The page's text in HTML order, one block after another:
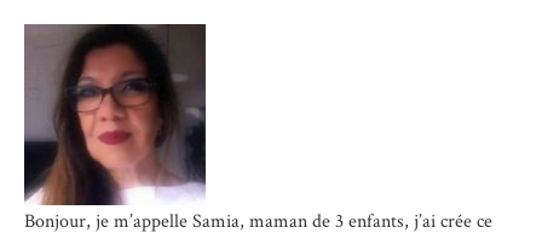
Bonjour, je m’appelle Samia, maman de 3 enfants, j’ai crée ce